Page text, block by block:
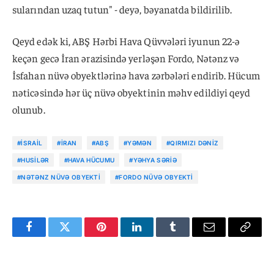
sularından uzaq tutun" - deyə, bəyanatda bildirilib.
Qeyd edək ki, ABŞ Hərbi Hava Qüvvələri iyunun 22-ə
keçən gecə İran ərazisində yerləşən Fordo, Nətənz və
İsfahan nüvə obyektlərinə hava zərbələri endirib. Hücum
nəticəsində hər üç nüvə obyektinin məhv edildiyi qeyd
olunub.
#İSRAIL #İRAN #ABŞ #YƏMƏN #QIRMIZI DƏNIZ
#HUSILƏR #HAVA HÜCUMU #YƏHYA SƏRIƏ
#NƏTƏNZ NÜVƏ OBYEKTI #FORDO NÜVƏ OBYEKTI
FacebookTwitter PinterestLinkedInTumblr Email
Copy